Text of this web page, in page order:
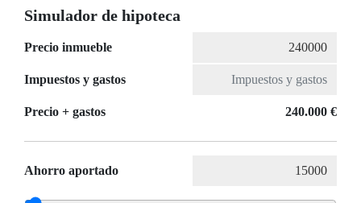
Simulador de hipoteca
Precio inmueble
Impuestos y gastos
Precio + gastos 240.000 €
Ahorro aportado